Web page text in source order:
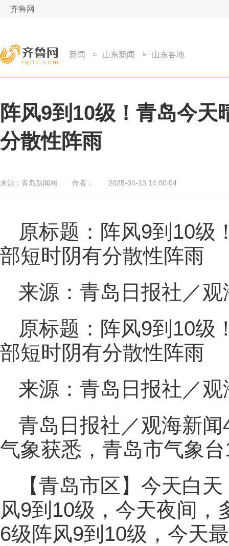
齐鲁网
新闻 > 山东新闻 > 山东各地
阵风9到10级！青岛今
分散性阵雨
来源： 青岛新闻网 作者： 2025-04-13 14:00:04
原标题：阵风9到10级
部短时阴有分散性阵雨
来源：青岛日报社／观
原标题：阵风9到10级
部短时阴有分散性阵雨
来源：青岛日报社／观
青岛日报社／观海新
气象获悉，青岛市气象
【青岛市区】今天白
风9到10级，今天夜间，
6级阵风9到10级，今天